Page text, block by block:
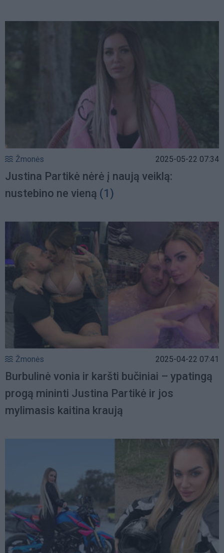
Žmonės 2025-05-22 07:34
Justina Partikė nėrė į naują veiklą:
nustebino ne vieną (1)
Žmonės 2025-04-22 07:41
Burbulinė vonia ir karšti bučiniai – ypatingą
progą mininti Justina Partikė ir jos
mylimasis kaitina kraują